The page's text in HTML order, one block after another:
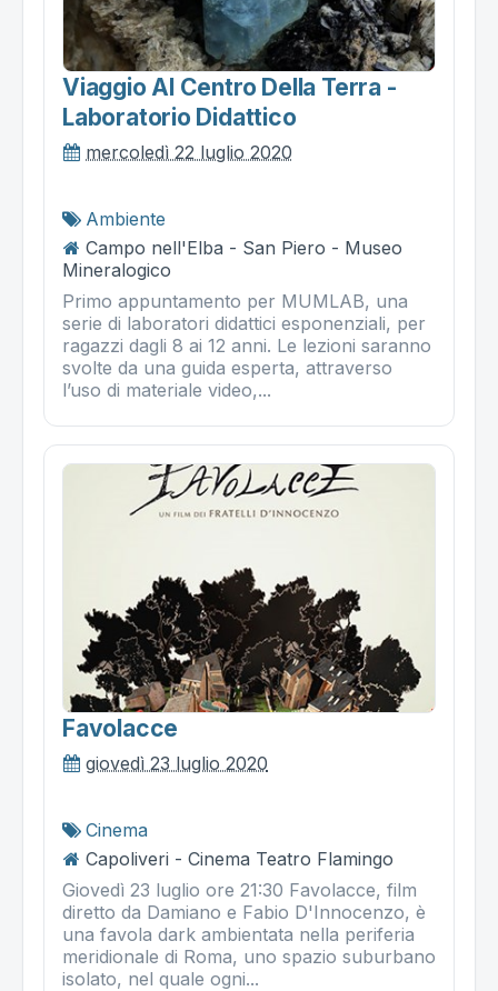
Viaggio Al Centro Della Terra -
Laboratorio Didattico
mercoledì 22 luglio 2020
Ambiente
Campo nell'Elba - San Piero - Museo
Mineralogico
Primo appuntamento per MUMLAB, una
serie di laboratori didattici esponenziali, per
ragazzi dagli 8 ai 12 anni. Le lezioni saranno
svolte da una guida esperta, attraverso
l’uso di materiale video,...
Favolacce
giovedì 23 luglio 2020
Cinema
Capoliveri - Cinema Teatro Flamingo
Giovedì 23 luglio ore 21:30 Favolacce, film
diretto da Damiano e Fabio D'Innocenzo, è
una favola dark ambientata nella periferia
meridionale di Roma, uno spazio suburbano
isolato, nel quale ogni...